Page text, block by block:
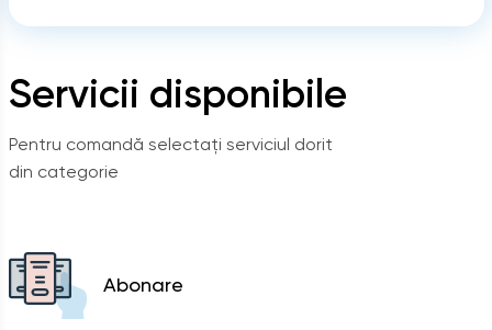
Servicii disponibile
Pentru comandă selectați serviciul dorit
din categorie
Abonare